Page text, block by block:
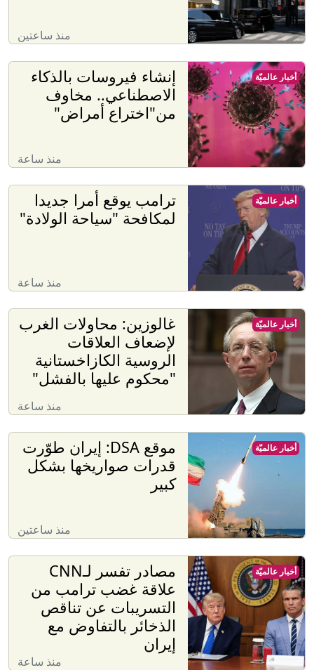
منذ ساعتين
إنشاء فيروسات بالذكاء
الاصطناعي.. مخاوف
من"اختراع أمراض"
منذ ساعة
أخبار عالميّة
ترامب يوقع أمرا جديدا
لمكافحة "سياحة الولادة"
منذ ساعة
أخبار عالميّة
غالوزين: محاولات الغرب
لإضعاف العلاقات
الروسية الكازاخستانية
"محكوم عليها بالفشل"
منذ ساعة
أخبار عالميّة
موقع DSA: إيران طوّرت
قدرات صواريخها بشكل
كبير
منذ ساعتين
أخبار عالميّة
مصادر تفسر لـCNN
علاقة غضب ترامب من
التسريبات عن تناقص
الذخائر بالتفاوض مع
إيران
منذ ساعة
أخبار عالميّة